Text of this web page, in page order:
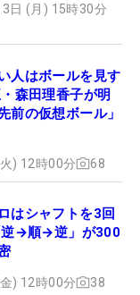
日 (月) 15時30分
人はボールを見す
森田理香子が明
前の仮想ボール」
) 12時00分 68
はシャフトを3回
逆→順→逆」が300
) 12時00分 38